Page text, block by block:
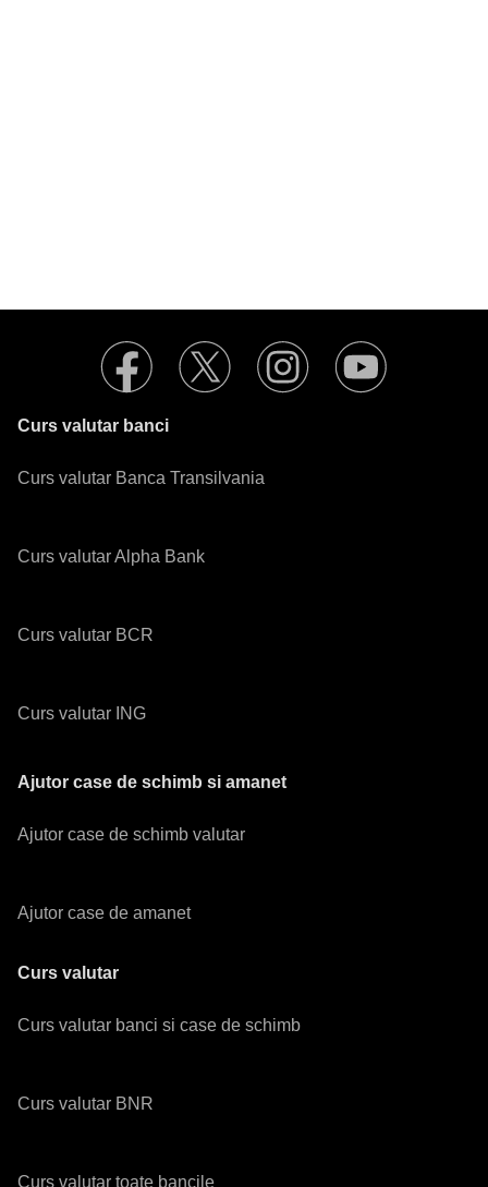
Curs valutar banci
Curs valutar Banca Transilvania
Curs valutar Alpha Bank
Curs valutar BCR
Curs valutar ING
Ajutor case de schimb si amanet
Ajutor case de schimb valutar
Ajutor case de amanet
Curs valutar
Curs valutar banci si case de schimb
Curs valutar BNR
Curs valutar toate bancile